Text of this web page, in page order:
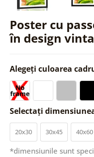
Poster cu
în design
Alegeți culoarea
Selectați
20x30 30x45 40x60
*dimensiunile sunt